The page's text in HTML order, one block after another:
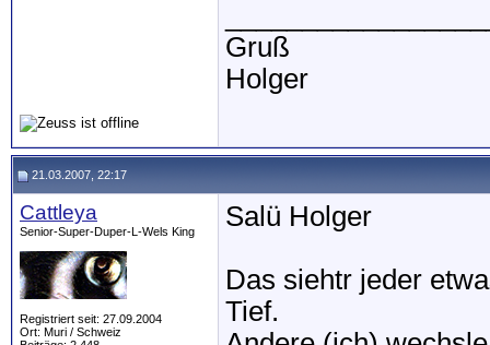
Gruß
Holger
21.03.2007, 22:17
Cattleya
Senior-Super-Duper-L-Wels King
Registriert seit: 27.09.2004
Ort: Muri / Schweiz
Salü Holger
Das siehtr jeder
Tief.